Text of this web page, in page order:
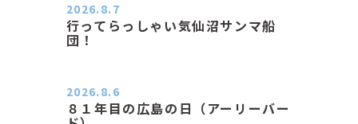
行ってらっしゃい気仙沼サンマ船
団！
2026.8.7
８１年目の広島の日（アーリーバー
2026.8.6